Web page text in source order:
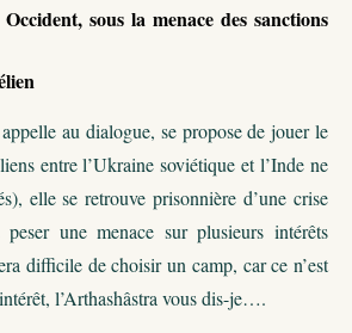
sous la menace des sanctions
au dialogue, se propose de jouer le
entre l’Ukraine soviétique et l’Inde ne
elle se retrouve prisonnière d’une crise
une menace sur plusieurs intérêts
difficile de choisir un camp, car ce n’est
l’Arthashâstra vous dis-je….